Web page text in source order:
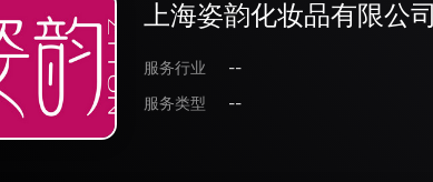
上海姿韵化妆品有限公司
服务行业
--
服务类型
--